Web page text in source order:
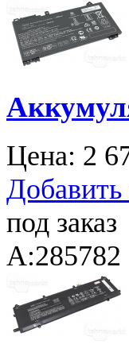
Цена: 2
Добавить
под заказ
A:285782